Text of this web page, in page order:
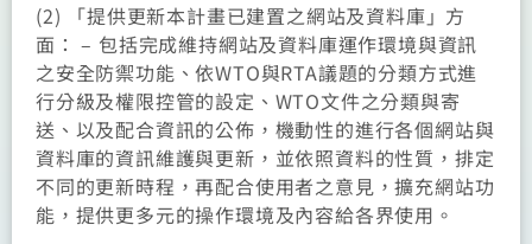
(2) 「提供更新本計畫已建置之網站及資料庫」方
面： – 包括完成維持網站及資料庫運作環境與資訊
之安全防禦功能、依WTO與RTA議題的分類方式進
行分級及權限控管的設定、WTO文件之分類與寄
送、以及配合資訊的公佈，機動性的進行各個網站與
資料庫的資訊維護與更新，並依照資料的性質，排定
不同的更新時程，再配合使用者之意見，擴充網站功
能，提供更多元的操作環境及內容給各界使用。